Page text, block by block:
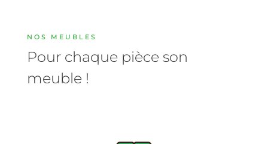
NOS MEUBLES
Pour chaque pièce son
meuble !